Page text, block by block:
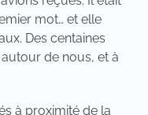
mot… et elle
Des centaines
de nous, et à
à proximité de la